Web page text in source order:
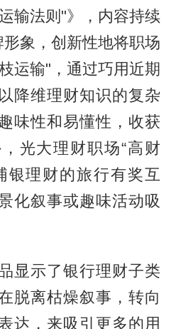
输法则"》，内容持续
象，创新性地将职场
运输"，通过巧用近期
降维理财知识的复杂
味性和易懂性，收获
光大理财职场“高财
银理财的旅行有奖互
化叙事或趣味活动吸
显示了银行理财子类
脱离枯燥叙事，转向
达，来吸引更多的用